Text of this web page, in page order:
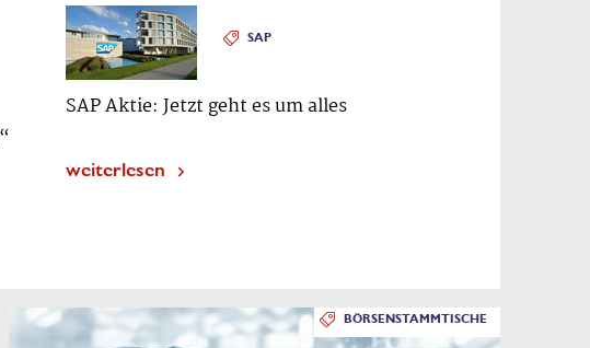
SAP
SAP Aktie: Jetzt geht es um alles
weiterlesen
BÖRSENSTAMMTISCHE